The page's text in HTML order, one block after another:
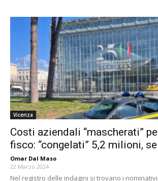
Vicenza
Costi aziendali “mascherati”
fisco: “congelati” 5,2 milioni,
Omar Dal Maso -
22 Marzo 2024
Nel registro delle indagini si trovano i